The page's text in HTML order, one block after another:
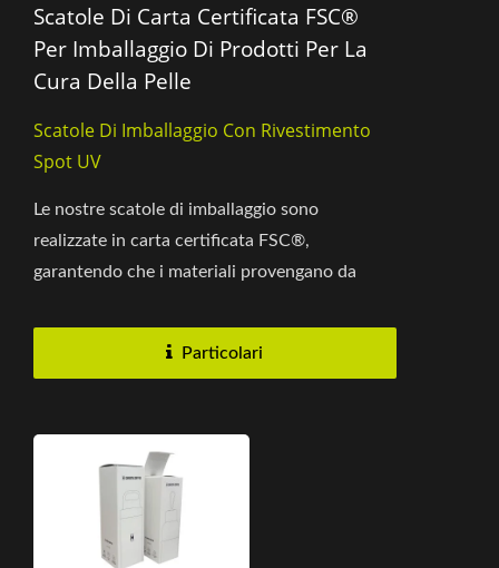
Scatole Di Carta Certificata FSC®
Per Imballaggio Di Prodotti Per La
Cura Della Pelle
Scatole Di Imballaggio Con Rivestimento
Spot UV
Le nostre scatole di imballaggio sono
realizzate in carta certificata FSC®,
garantendo che i materiali provengano da
Particolari